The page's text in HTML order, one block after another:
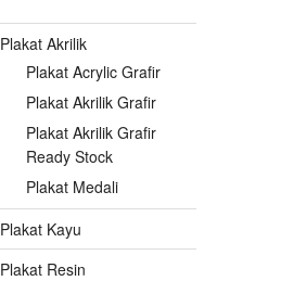
Plakat Akrilik
Plakat Acrylic Grafir
Plakat Akrilik Grafir
Plakat Akrilik Grafir
Ready Stock
Plakat Medali
Plakat Kayu
Plakat Resin